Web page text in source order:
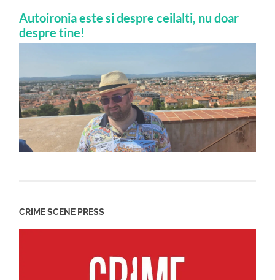
Autoironia este si despre ceilalti, nu doar
despre tine!
CRIME SCENE PRESS